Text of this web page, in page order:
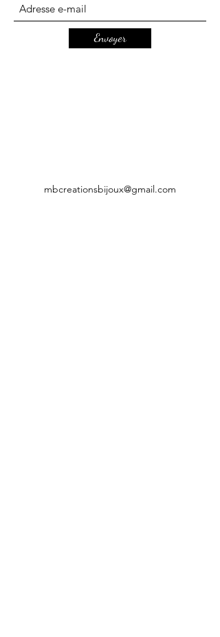
Envoyer
mbcreationsbijoux@gmail.com